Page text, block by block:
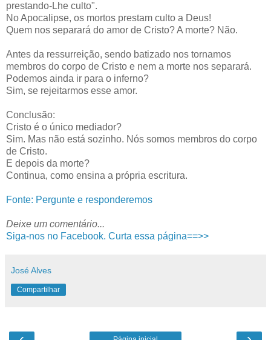
prestando-Lhe culto".
No Apocalipse, os mortos prestam culto a Deus!
Quem nos separará do amor de Cristo? A morte? Não.
Antes da ressurreição, sendo batizado nos tornamos
membros do corpo de Cristo e nem a morte nos separará.
Podemos ainda ir para o inferno?
Sim, se rejeitarmos esse amor.
Conclusão:
Cristo é o único mediador?
Sim. Mas não está sozinho. Nós somos membros do corpo
de Cristo.
E depois da morte?
Continua, como ensina a própria escritura.
Fonte: Pergunte e responderemos
Deixe um comentário...
Siga-nos no Facebook. Curta essa página==>>
José Alves
Compartilhar